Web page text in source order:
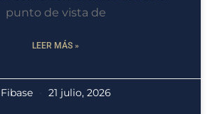
punto de vista de
LEER MÁS »
Fibase 21 julio, 2026